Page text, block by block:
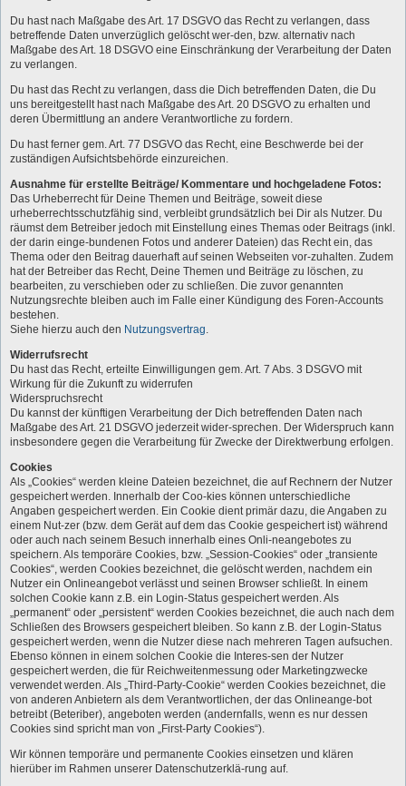
Du hast nach Maßgabe des Art. 17 DSGVO das Recht zu verlangen, dass
betreffende Daten unverzüglich gelöscht wer-den, bzw. alternativ nach
Maßgabe des Art. 18 DSGVO eine Einschränkung der Verarbeitung der Daten
zu verlangen.
Du hast das Recht zu verlangen, dass die Dich betreffenden Daten, die Du
uns bereitgestellt hast nach Maßgabe des Art. 20 DSGVO zu erhalten und
deren Übermittlung an andere Verantwortliche zu fordern.
Du hast ferner gem. Art. 77 DSGVO das Recht, eine Beschwerde bei der
zuständigen Aufsichtsbehörde einzureichen.
Ausnahme für erstellte Beiträge/ Kommentare und hochgeladene Fotos:
Das Urheberrecht für Deine Themen und Beiträge, soweit diese
urheberrechtsschutzfähig sind, verbleibt grundsätzlich bei Dir als Nutzer. Du
räumst dem Betreiber jedoch mit Einstellung eines Themas oder Beitrags (inkl.
der darin einge-bundenen Fotos und anderer Dateien) das Recht ein, das
Thema oder den Beitrag dauerhaft auf seinen Webseiten vor-zuhalten. Zudem
hat der Betreiber das Recht, Deine Themen und Beiträge zu löschen, zu
bearbeiten, zu verschieben oder zu schließen. Die zuvor genannten
Nutzungsrechte bleiben auch im Falle einer Kündigung des Foren-Accounts
bestehen.
Siehe hierzu auch den Nutzungsvertrag
Widerrufsrecht
Du hast das Recht, erteilte Einwilligungen gem. Art. 7 Abs. 3 DSGVO mit
Wirkung für die Zukunft zu widerrufen
Widerspruchsrecht
Du kannst der künftigen Verarbeitung der Dich betreffenden Daten nach
Maßgabe des Art. 21 DSGVO jederzeit wider-sprechen. Der Widerspruch kann
insbesondere gegen die Verarbeitung für Zwecke der Direktwerbung erfolgen.
Cookies
Als „Cookies“ werden kleine Dateien bezeichnet, die auf Rechnern der Nutzer
gespeichert werden. Innerhalb der Coo-kies können unterschiedliche
Angaben gespeichert werden. Ein Cookie dient primär dazu, die Angaben zu
einem Nut-zer (bzw. dem Gerät auf dem das Cookie gespeichert ist) während
oder auch nach seinem Besuch innerhalb eines Onli-neangebotes zu
speichern. Als temporäre Cookies, bzw. „Session-Cookies“ oder „transiente
Cookies“, werden Cookies bezeichnet, die gelöscht werden, nachdem ein
Nutzer ein Onlineangebot verlässt und seinen Browser schließt. In einem
solchen Cookie kann z.B. ein Login-Status gespeichert werden. Als
„permanent“ oder „persistent“ werden Cookies bezeichnet, die auch nach dem
Schließen des Browsers gespeichert bleiben. So kann z.B. der Login-Status
gespeichert werden, wenn die Nutzer diese nach mehreren Tagen aufsuchen.
Ebenso können in einem solchen Cookie die Interes-sen der Nutzer
gespeichert werden, die für Reichweitenmessung oder Marketingzwecke
verwendet werden. Als „Third-Party-Cookie“ werden Cookies bezeichnet, die
von anderen Anbietern als dem Verantwortlichen, der das Onlineange-bot
betreibt (Beteriber), angeboten werden (andernfalls, wenn es nur dessen
Cookies sind spricht man von „First-Party Cookies“).
Wir können temporäre und permanente Cookies einsetzen und klären
hierüber im Rahmen unserer Datenschutzerklä-rung auf.